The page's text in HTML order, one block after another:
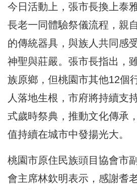
今日活動上，張市長換上泰
長老一同體驗祭儀流程，親
的傳統器具，與族人共同感
神聖與莊嚴。張市長指出，
族原鄉，但桃園市其他12個
人落地生根，市府將持續支
式歲時祭典，推動文化傳承
值持續在城市中發揚光大。
桃園市原住民族頭目協會市
會主席林欽明表示，感謝耆